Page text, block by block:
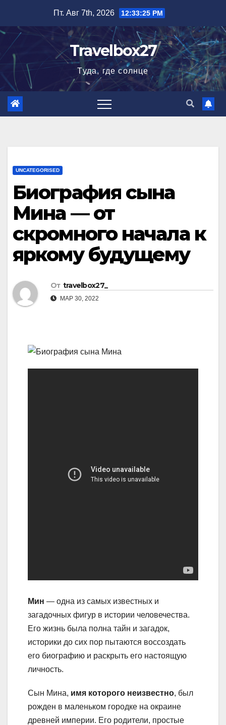
содержимому
Пт. Авг 7th, 2026 12:33:26 PM
Travelbox27
Туда, где солнце
UNCATEGORISED
Биография сына
Мина — от
скромного начала к
яркому будущему
От travelbox27_
МАР 30, 2022
Мин — одна из самых известных и
загадочных фигур в истории человечества.
Его жизнь была полна тайн и загадок,
историки до сих пор пытаются воссоздать
его биографию и раскрыть его настоящую
личность.
Сын Мина, имя которого неизвестно, был
рожден в маленьком городке на окраине
древней империи. Его родители, простые